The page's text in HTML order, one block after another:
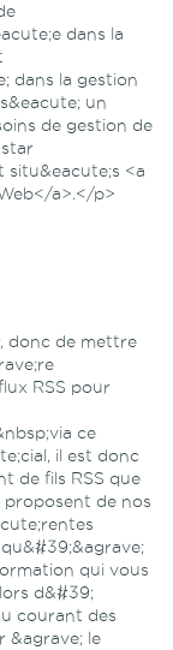
dans la
dans la gestion
un
de gestion de
situ&eacute;s <a
a>.</p>
donc de mettre
RSS pour
ce
il est donc
de fils RSS que
proposent de nos
qui vous
d&#39;
courant des
&agrave; le